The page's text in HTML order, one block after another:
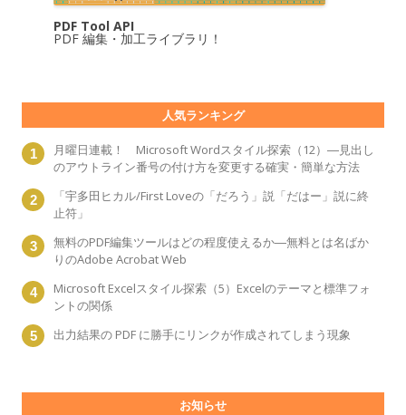
PDF Tool API
PDF 編集・加工ライブラリ！
人気ランキング
月曜日連載！ Microsoft Wordスタイル探索（12）―見出し
のアウトライン番号の付け方を変更する確実・簡単な方法
「宇多田ヒカル/First Loveの「だろう」説「だはー」説に終
止符」
無料のPDF編集ツールはどの程度使えるか―無料とは名ばか
りのAdobe Acrobat Web
Microsoft Excelスタイル探索（5）Excelのテーマと標準フォ
ントの関係
出力結果の PDF に勝手にリンクが作成されてしまう現象
お知らせ